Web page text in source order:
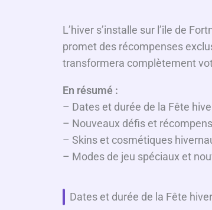
L’hiver s’installe sur l’île de
promet des récompenses
transformera complètement
En résumé :
– Dates et durée de la Fête
– Nouveaux défis et
– Skins et cosmétiques
– Modes de jeu spéciaux et
Dates et durée de la Fête